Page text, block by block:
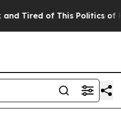
of This Politics of